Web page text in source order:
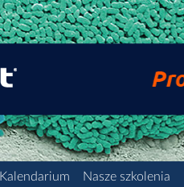
Kalendarium Nasze szkolenia